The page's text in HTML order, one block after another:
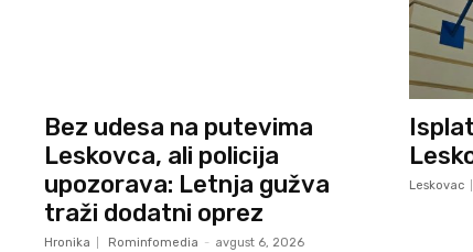
Bez udesa na putevima
Leskovca, ali policija
upozorava: Letnja gužva
traži dodatni oprez
Hronika Rominfomedia - avgust 6, 2026
Leskovac